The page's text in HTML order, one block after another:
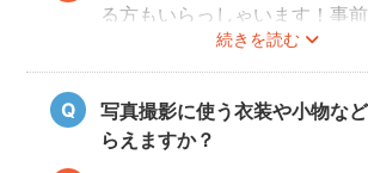
続きを読む
る方もいらっしゃいます！事
で撮りたいのかなどフォトグ
合わせておくと、当日スムー
るのでおすすめです。
写真撮影に使う衣装や小物な
らえますか？